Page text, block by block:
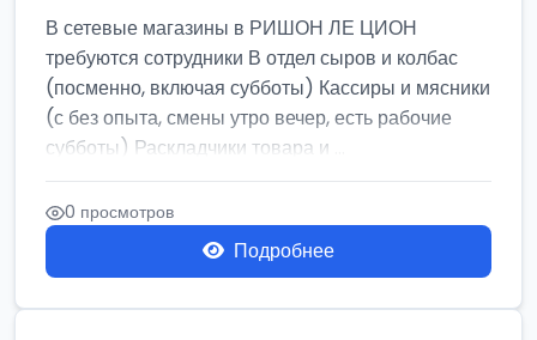
В сетевые магазины в РИШОН ЛЕ ЦИОН
требуются сотрудники В отдел сыров и колбас
(посменно, включая субботы) Кассиры и мясники
(с без опыта, смены утро вечер, есть рабочие
субботы) Раскладчики товара и ...
0 просмотров
Подробнее